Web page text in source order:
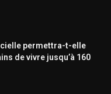
permettra-t-elle
de vivre jusqu’à 160